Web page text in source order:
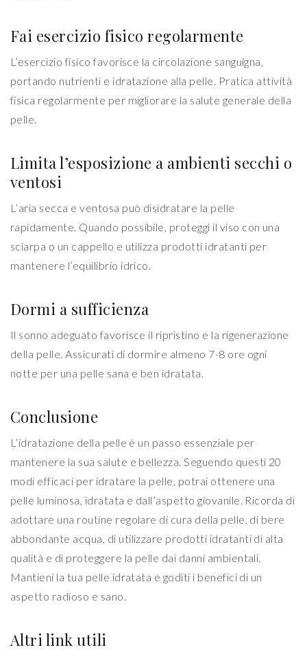
Fai esercizio fisico regolarmente
L’esercizio fisico favorisce la circolazione sanguigna,
portando nutrienti e idratazione alla pelle. Pratica attività
fisica regolarmente per migliorare la salute generale della
pelle.
Limita l’esposizione a ambienti secchi o
ventosi
L’aria secca e ventosa può disidratare la pelle
rapidamente. Quando possibile, proteggi il viso con una
sciarpa o un cappello e utilizza prodotti idratanti per
mantenere l’equilibrio idrico.
Dormi a sufficienza
Il sonno adeguato favorisce il ripristino e la rigenerazione
della pelle. Assicurati di dormire almeno 7-8 ore ogni
notte per una pelle sana e ben idratata.
Conclusione
L’idratazione della pelle è un passo essenziale per
mantenere la sua salute e bellezza. Seguendo questi 20
modi efficaci per idratare la pelle, potrai ottenere una
pelle luminosa, idratata e dall’aspetto giovanile. Ricorda di
adottare una routine regolare di cura della pelle, di bere
abbondante acqua, di utilizzare prodotti idratanti di alta
qualità e di proteggere la pelle dai danni ambientali.
Mantieni la tua pelle idratata e goditi i benefici di un
aspetto radioso e sano.
Altri link utili